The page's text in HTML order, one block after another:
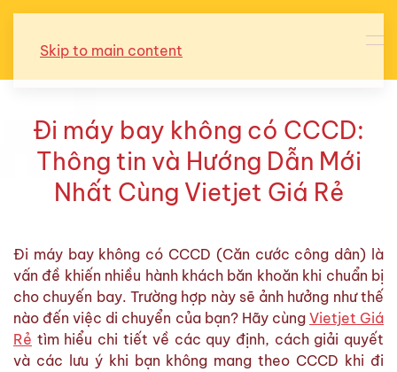
Skip to main content
Đi máy bay không có CCCD:
Thông tin và Hướng Dẫn Mới
Nhất Cùng Vietjet Giá Rẻ
Đi máy bay không có CCCD (Căn cước công dân) là
vấn đề khiến nhiều hành khách băn khoăn khi chuẩn bị
cho chuyến bay. Trường hợp này sẽ ảnh hưởng như thế
nào đến việc di chuyển của bạn? Hãy cùng Vietjet Giá
Rẻ tìm hiểu chi tiết về các quy định, cách giải quyết
và các lưu ý khi bạn không mang theo CCCD khi đi